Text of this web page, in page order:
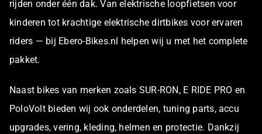
rijden onder één dak. Van elektrische loopfietsen voor
kinderen tot krachtige elektrische dirtbikes voor ervaren
riders — bij Ebero-Bikes.nl helpen wij u met het complete
pakket.
Naast bikes van merken zoals SUR-RON, E RIDE PRO en
PoloVolt bieden wij ook onderdelen, tuning parts, accu
upgrades, vering, kleding, helmen en protectie. Dankzij